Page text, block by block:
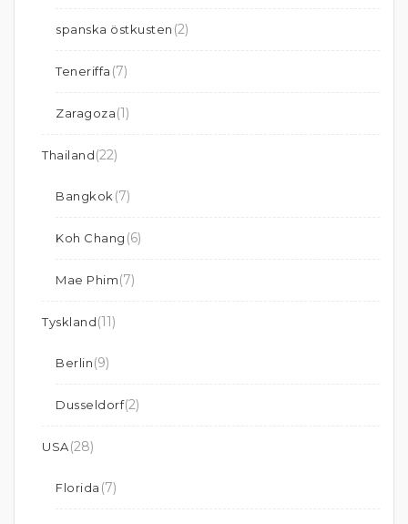
spanska östkusten (2)
Teneriffa (7)
Zaragoza(1)
Thailand(22)
Bangkok(7)
Koh Chang (6)
Mae Phim(7)
Tyskland(11)
Berlin(9)
Dusseldorf(2)
USA(28)
Florida (7)